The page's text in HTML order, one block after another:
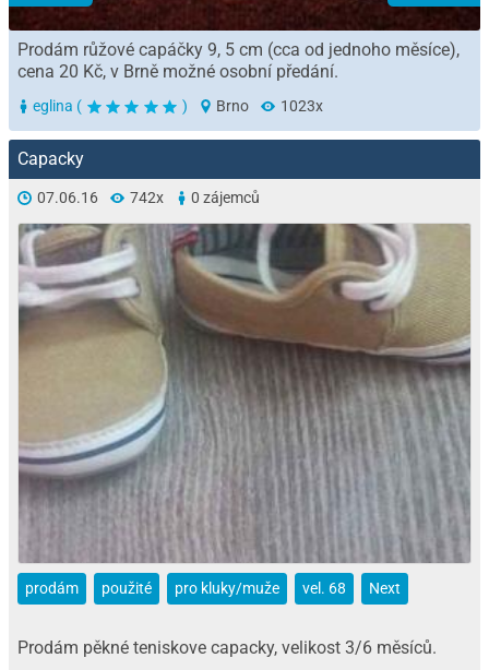
Prodám růžové capáčky 9, 5 cm (cca od jednoho měsíce),
cena 20 Kč, v Brně možné osobní předání.
eglina ( ) Brno 1023x
Capacky
07.06.16 742x 0 zájemců
prodám použité pro kluky/muže vel. 68 Next
Prodám pěkné teniskove capacky, velikost 3/6 měsíců.